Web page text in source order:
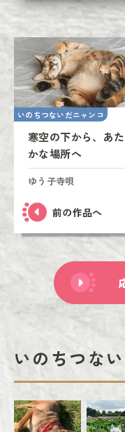
いのちつないだニャンコ
寒空の下から、あ
かな場所へ
ゆう子寺唄
前の作品へ
いのちつな